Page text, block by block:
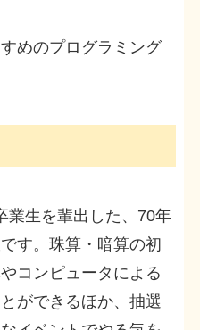
めのプログラミング
業生を輩出した、70年
す。珠算・暗算の初
コンピュータによる
ができるほか、抽選